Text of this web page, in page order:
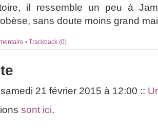
il ressemble un peu à
sans doute moins grand
• Trackback (0)
21 février 2015 à 12:00 ::
sont ici.